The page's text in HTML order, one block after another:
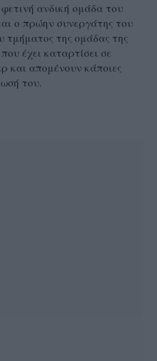
ανδική ομάδα του
ο πρώην συνεργάτης του
τμήματος της ομάδας της
έχει καταρτίσει σε
και απομένουν κάποιες
του.